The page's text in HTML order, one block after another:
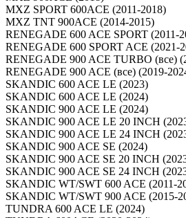
MXZ SPORT 600ACE (2011-2018)
MXZ TNT 900ACE (2014-2015)
RENEGADE 600 ACE SPORT (2011-
RENEGADE 600 SPORT ACE (2021-
RENEGADE 900 ACE TURBO (все)
RENEGADE 900 ACE (все) (2019-
SKANDIC 600 ACE LE (2023)
SKANDIC 600 ACE LE (2024)
SKANDIC 900 ACE LE (2024)
SKANDIC 900 ACE LE 20 INCH
SKANDIC 900 ACE LE 24 INCH
SKANDIC 900 ACE SE (2024)
SKANDIC 900 ACE SE 20 INCH
SKANDIC 900 ACE SE 24 INCH
SKANDIC WT/SWT 600 ACE (2011-
SKANDIC WT/SWT 900 ACE (2015-
TUNDRA 600 ACE LE (2024)